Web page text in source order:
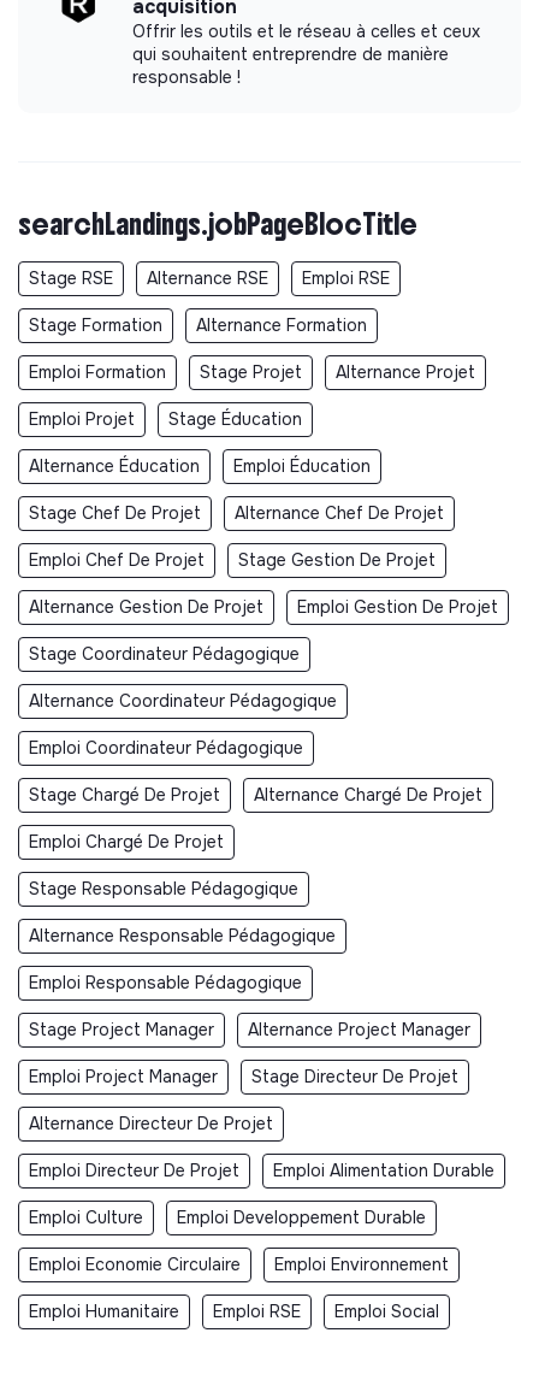
acquisition
Offrir les outils et le réseau à celles et ceux
qui souhaitent entreprendre de manière
responsable !
searchLandings.jobPageBlocTitle
Stage RSE Alternance RSE Emploi RSE
Stage Formation Alternance Formation
Emploi Formation Stage Projet Alternance Projet
Emploi Projet Stage Éducation
Alternance Éducation Emploi Éducation
Stage Chef De Projet Alternance Chef De Projet
Emploi Chef De Projet Stage Gestion De Projet
Alternance Gestion De Projet Emploi Gestion De Projet
Stage Coordinateur Pédagogique
Alternance Coordinateur Pédagogique
Emploi Coordinateur Pédagogique
Stage Chargé De Projet Alternance Chargé De Projet
Emploi Chargé De Projet
Stage Responsable Pédagogique
Alternance Responsable Pédagogique
Emploi Responsable Pédagogique
Stage Project Manager Alternance Project Manager
Emploi Project Manager Stage Directeur De Projet
Alternance Directeur De Projet
Emploi Directeur De Projet Emploi Alimentation Durable
Emploi Culture Emploi Developpement Durable
Emploi Economie Circulaire Emploi Environnement
Emploi Humanitaire Emploi RSE Emploi Social